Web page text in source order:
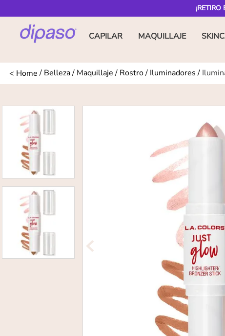
CAPILAR MAQUILLAJE
Belleza Maquillaje Rostro Iluminadores